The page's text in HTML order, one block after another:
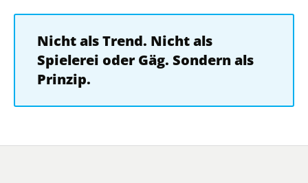
Nicht als Trend. Nicht als
Spielerei oder Gäg. Sondern als
Prinzip.